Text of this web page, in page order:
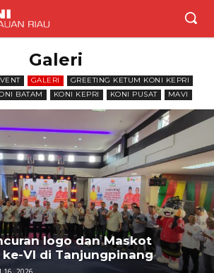
Galeri
GALERI
GREETING KETUM KONI KEPRI
BATAM KONI KEPRI KONI PUSAT MAVI
logo dan Maskot
VI di Tanjungpinang